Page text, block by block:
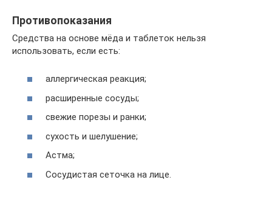
Противопоказания
Средства на основе мёда и таблеток нельзя
использовать, если есть:
аллергическая реакция;
расширенные сосуды;
свежие порезы и ранки;
сухость и шелушение;
Астма;
Сосудистая сеточка на лице.